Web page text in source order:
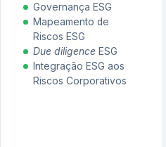
Governança ESG
Mapeamento de
Riscos ESG
Due diligence ESG
Integração ESG aos
Riscos Corporativos